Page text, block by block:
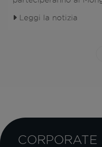
Leggi la notizia
CORPORATE